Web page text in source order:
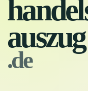
auszug
.de